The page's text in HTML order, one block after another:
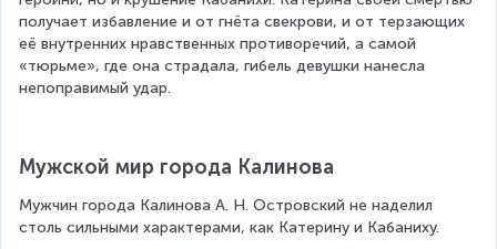
получает избавление и от гнёта свекрови, и от терзающих
её внутренних нравственных противоречий, а самой
«тюрьме», где она страдала, гибель девушки нанесла
непоправимый удар.
Мужской мир города Калинова
Мужчин города Калинова А. Н. Островский не наделил
столь сильными характерами, как Катерину и Кабаниху.